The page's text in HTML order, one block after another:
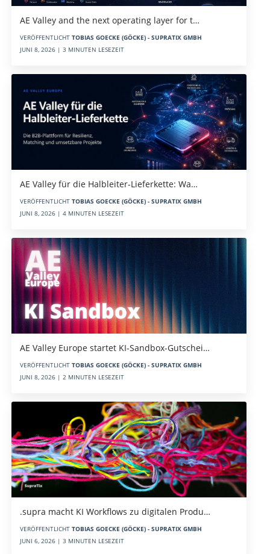
AE Valley and the next operating layer for t…
VERÖFFENTLICHT TOBIAS GOECKE (GÖCKE) - SUPRATIX GMBH
JUNI 8, 2026 | 3 MINUTEN LESEZEIT
AE Valley für die Halbleiter-Lieferkette: Wa…
VERÖFFENTLICHT TOBIAS GOECKE (GÖCKE) - SUPRATIX GMBH
JUNI 8, 2026 | 4 MINUTEN LESEZEIT
AE Valley Europe startet KI-Sandbox-Gutschei…
VERÖFFENTLICHT TOBIAS GOECKE (GÖCKE) - SUPRATIX GMBH
JUNI 8, 2026 | 2 MINUTEN LESEZEIT
.supra macht KI Workflows zu digitalen Produ…
VERÖFFENTLICHT TOBIAS GOECKE (GÖCKE) - SUPRATIX GMBH
JUNI 6, 2026 | 3 MINUTEN LESEZEIT